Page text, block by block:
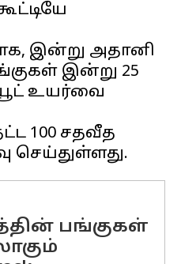
இன்று அதானி
இன்று 25
உயர்வை
100 சதவீத
பங்குகள்